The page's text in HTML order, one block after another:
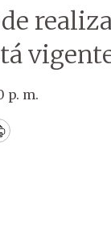
p. m.